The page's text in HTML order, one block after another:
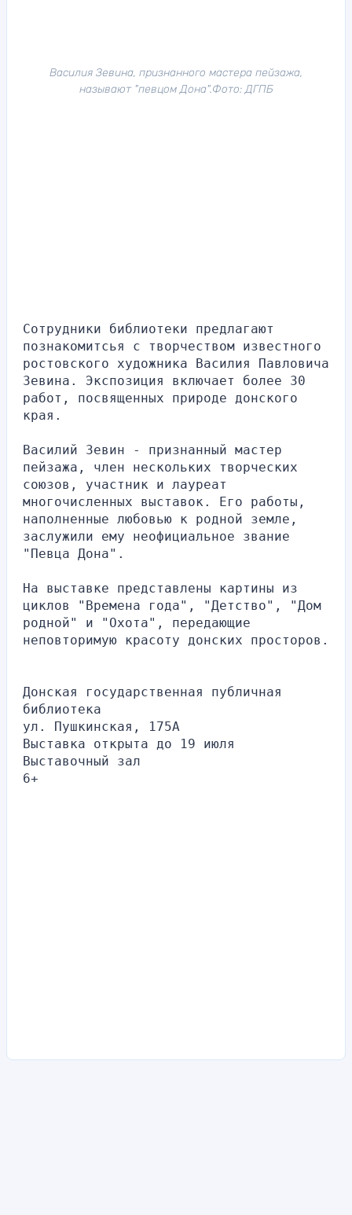
Василия Зевина, признанного мастера пейзажа,
называют "певцом Дона".Фото: ДГПБ
Сотрудники библиотеки предлагают
познакомитсья с творчеством известного
ростовского художника Василия Павловича
Зевина. Экспозиция включает более 30
работ, посвященных природе донского
края.
Василий Зевин - признанный мастер
пейзажа, член нескольких творческих
союзов, участник и лауреат
многочисленных выставок. Его работы,
наполненные любовью к родной земле,
заслужили ему неофициальное звание
"Певца Дона".
На выставке представлены картины из
циклов "Времена года", "Детство", "Дом
родной" и "Охота", передающие
неповторимую красоту донских просторов.
Донская государственная публичная
библиотека
ул. Пушкинская, 175А
Выставка открыта до 19 июля
Выставочный зал
6+